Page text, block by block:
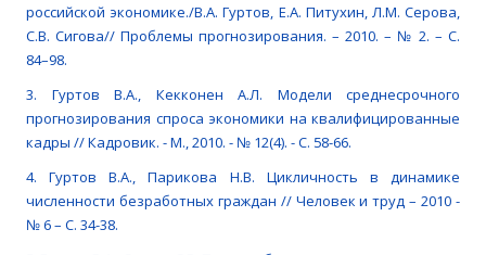
российской экономике./В.А. Гуртов, Е.А. Питухин, Л.М. Серова,
С.В. Сигова// Проблемы прогнозирования. – 2010. – № 2. – С.
84–98.
3. Гуртов В.А., Кекконен А.Л. Модели среднесрочного
прогнозирования спроса экономики на квалифицированные
кадры // Кадровик. - М., 2010. - № 12(4). - С. 58-66.
4. Гуртов В.А., Парикова Н.В. Цикличность в динамике
численности безработных граждан // Человек и труд – 2010 -
№ 6 – C. 34-38.